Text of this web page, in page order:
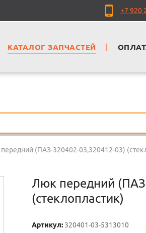
(ПАЗ-320402-03,320412-03)
Люк передний
(стеклопластик)
Артикул: 320401-03-5313010
+7 920
КАТАЛОГ ЗАПЧАСТЕЙ